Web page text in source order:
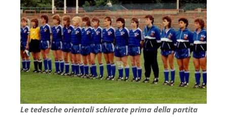
Le tedesche orientali schierate prima della partita